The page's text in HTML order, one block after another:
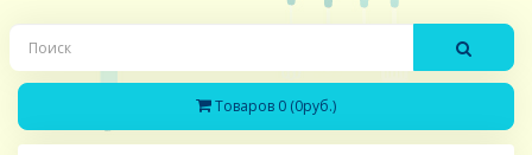
Товаров 0 (0руб.)